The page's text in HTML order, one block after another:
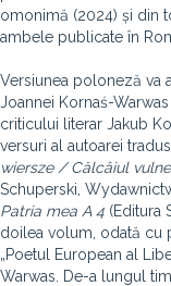
omonimă (2024) și din
ambele publicate în
Versiunea poloneză va
Joannei Kornaś-
criticului literar Jakub
versuri al autoarei
wiersze / Călcâiul
Schuperski,
Patria mea A 4 (Editura
doilea volum, odată cu
„Poetul European al
Warwas. De-a lungul